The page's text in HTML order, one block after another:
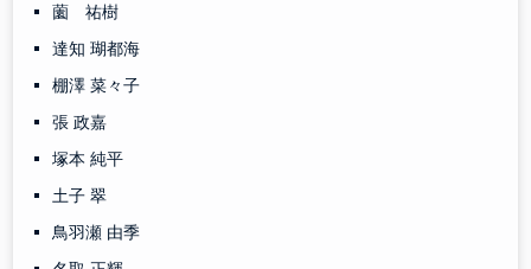
薗 祐樹
達知 瑚都海
棚澤 菜々子
張 政嘉
塚本 純平
土子 翠
鳥羽瀬 由季